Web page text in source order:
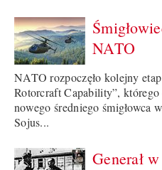
NATO
NATO rozpoczęło kolejny
Rotorcraft Capability”,
nowego średniego śmigłowca
Sojus...
Generał